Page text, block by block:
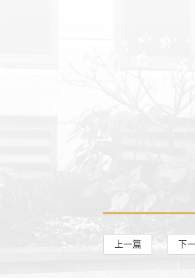
上一篇 下